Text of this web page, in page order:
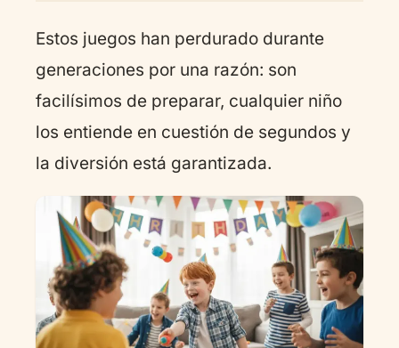
Estos juegos han perdurado durante
generaciones por una razón: son
facilísimos de preparar, cualquier niño
los entiende en cuestión de segundos y
la diversión está garantizada.